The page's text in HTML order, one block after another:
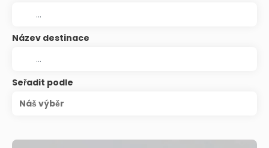
Název destinace
Seřadit podle
Náš výběr